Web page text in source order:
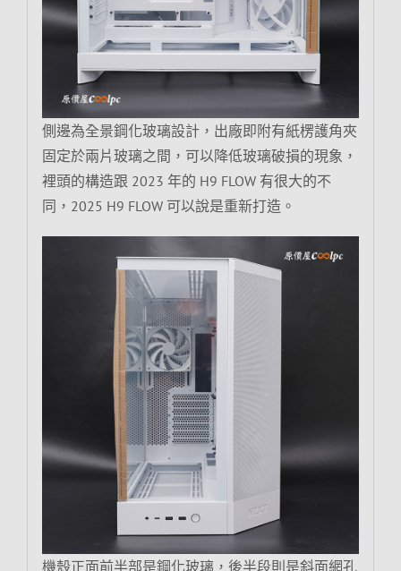
側邊為全景鋼化玻璃設計，出廠即附有紙楞護角夾
固定於兩片玻璃之間，可以降低玻璃破損的現象，
裡頭的構造跟 2023 年的 H9 FLOW 有很大的不
同，2025 H9 FLOW 可以說是重新打造。
機殼正面前半部是鋼化玻璃，後半段則是斜面網孔